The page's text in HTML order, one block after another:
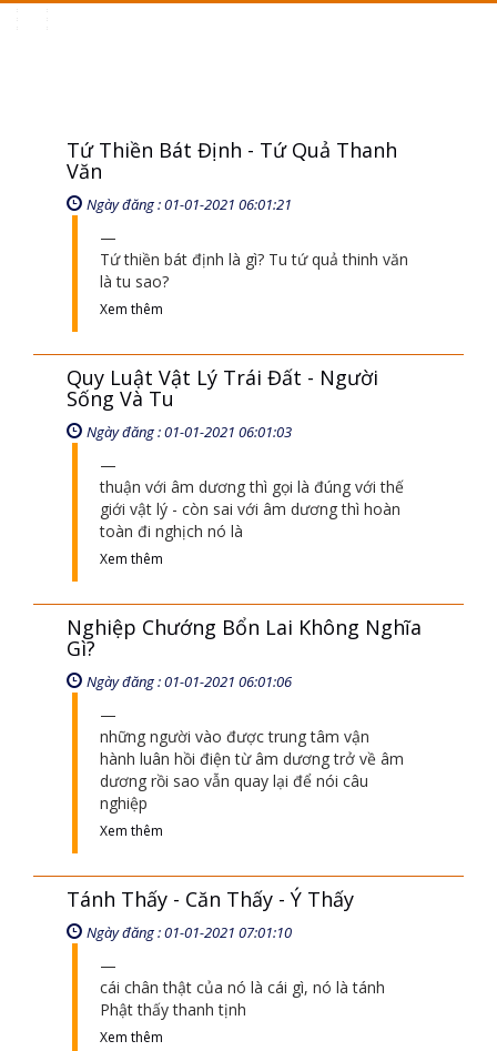
Tứ Thiền Bát Định - Tứ Quả Thanh
Văn
Ngày đăng : 01-01-2021 06:01:21
Tứ thiền bát định là gì? Tu tứ quả thinh văn
là tu sao?
Xem thêm
Quy Luật Vật Lý Trái Đất - Người
Sống Và Tu
Ngày đăng : 01-01-2021 06:01:03
thuận với âm dương thì gọi là đúng với thế
giới vật lý - còn sai với âm dương thì hoàn
toàn đi nghịch nó là
Xem thêm
Nghiệp Chướng Bổn Lai Không Nghĩa
Gì?
Ngày đăng : 01-01-2021 06:01:06
những người vào được trung tâm vận
hành luân hồi điện từ âm dương trở về âm
dương rồi sao vẫn quay lại để nói câu
nghiệp
Xem thêm
Tánh Thấy - Căn Thấy - Ý Thấy
Ngày đăng : 01-01-2021 07:01:10
cái chân thật của nó là cái gì, nó là tánh
Phật thấy thanh tịnh
Xem thêm